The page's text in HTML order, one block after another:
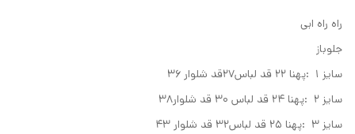
راه راه ابی
جلوباز
سایز ۱ :پهنا ۲۲ قد لباس۲۷قد شلوار ۳۶
سایز ۲ :پهنا ۲۴ قد لباس ۳۰ قد شلوار۳۸
سایز ۳ :پهنا ۲۵ قد لباس۳۲ قد شلوار ۴۳